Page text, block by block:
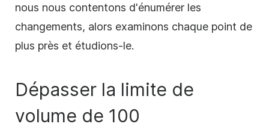
nous nous contentons d'énumérer les
changements, alors examinons chaque point de
plus près et étudions-le.
Dépasser la limite de
volume de 100